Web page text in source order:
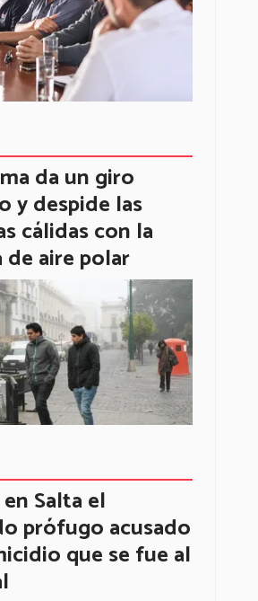
da un giro
y despide las
cálidas con la
de aire polar
Salta el
prófugo acusado
que se fue al